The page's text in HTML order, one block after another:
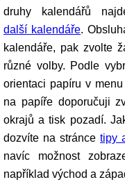
druhy kalendářů
další kalendáře.
kalendáře, pak zvolte
různé volby. Podle
orientaci papíru v
na papíře doporučuji
okrajů a tisk pozadí.
dozvíte na stránce tipy
navíc možnost
například východ a